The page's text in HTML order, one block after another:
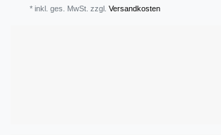
* inkl. ges. MwSt. zzgl. Versandkosten